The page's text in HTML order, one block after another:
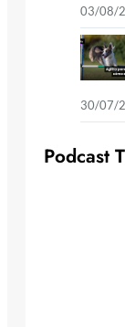
03/08/
30/07/
Podcast T